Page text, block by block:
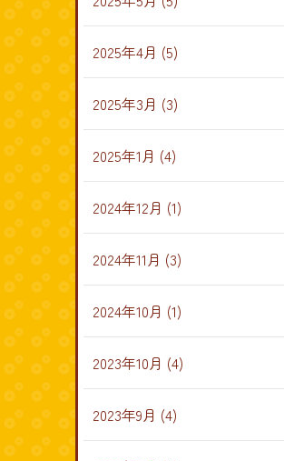
2025年4月 (5)
2025年3月 (3)
2025年1月 (4)
2024年12月 (1)
2024年11月 (3)
2024年10月 (1)
2023年10月 (4)
2023年9月 (4)